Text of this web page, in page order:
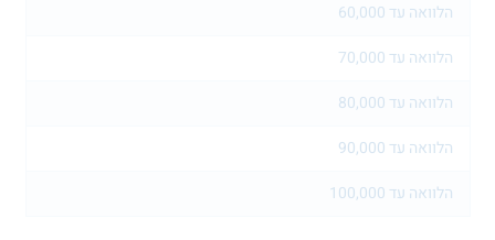
עד 60,000
עד 70,000
עד 80,000
עד 90,000
עד 100,000